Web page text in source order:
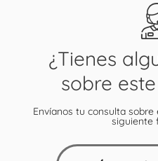
¿Tienes
sobre
Envíanos tu consulta
siguiente